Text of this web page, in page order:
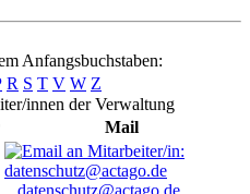
Anfangsbuchstaben:
R S T V W Z
innen der Verwaltung
Mail